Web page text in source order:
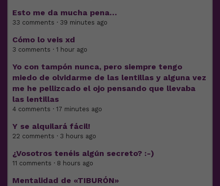
Esto me da mucha pena…
33 comments · 39 minutes ago
Cómo lo veis xd
3 comments · 1 hour ago
Yo con tampón nunca, pero siempre tengo
miedo de olvidarme de las lentillas y alguna vez
me he pellizcado el ojo pensando que llevaba
las lentillas
4 comments · 17 minutes ago
Y se alquilará fácil!
22 comments · 3 hours ago
¿Vosotros tenéis algún secreto? :-)
11 comments · 8 hours ago
Mentalidad de «TIBURÓN»